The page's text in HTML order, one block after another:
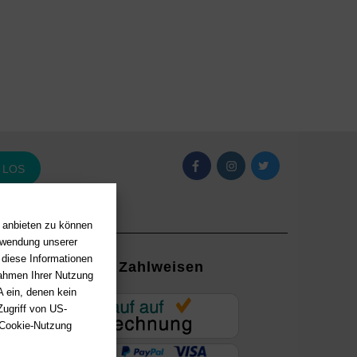
zu können
unserer
Informationen
Ihrer Nutzung
ein, denen kein
von US-
Nutzung
LOS
mit
Zahlweisen